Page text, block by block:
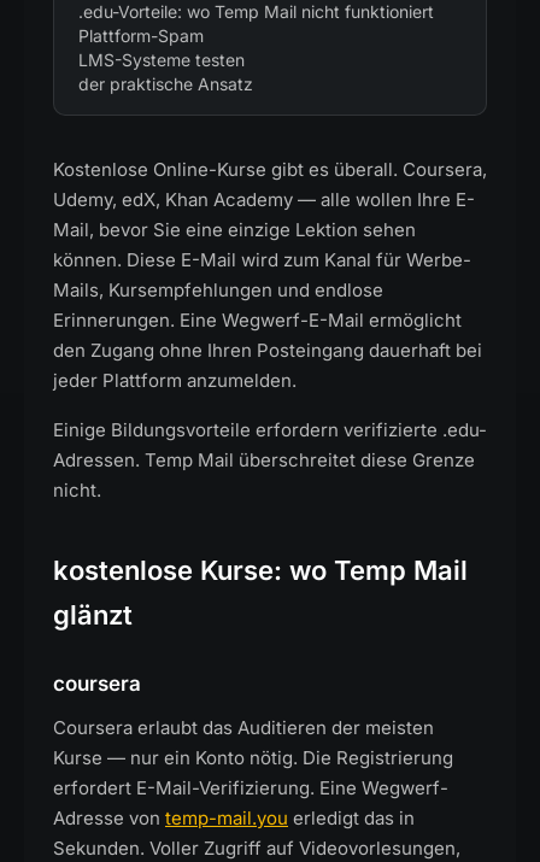
.edu-Vorteile: wo Temp Mail nicht funktioniert
Plattform-Spam
LMS-Systeme testen
der praktische Ansatz
Kostenlose Online-Kurse gibt es überall. Coursera,
Udemy, edX, Khan Academy — alle wollen Ihre E-
Mail, bevor Sie eine einzige Lektion sehen
können. Diese E-Mail wird zum Kanal für Werbe-
Mails, Kursempfehlungen und endlose
Erinnerungen. Eine Wegwerf-E-Mail ermöglicht
den Zugang ohne Ihren Posteingang dauerhaft bei
jeder Plattform anzumelden.
Einige Bildungsvorteile erfordern verifizierte .edu-
Adressen. Temp Mail überschreitet diese Grenze
nicht.
kostenlose Kurse: wo Temp Mail
glänzt
coursera
Coursera erlaubt das Auditieren der meisten
Kurse — nur ein Konto nötig. Die Registrierung
erfordert E-Mail-Verifizierung. Eine Wegwerf-
Adresse von temp-mail.you erledigt das in
Sekunden. Voller Zugriff auf Videovorlesungen,